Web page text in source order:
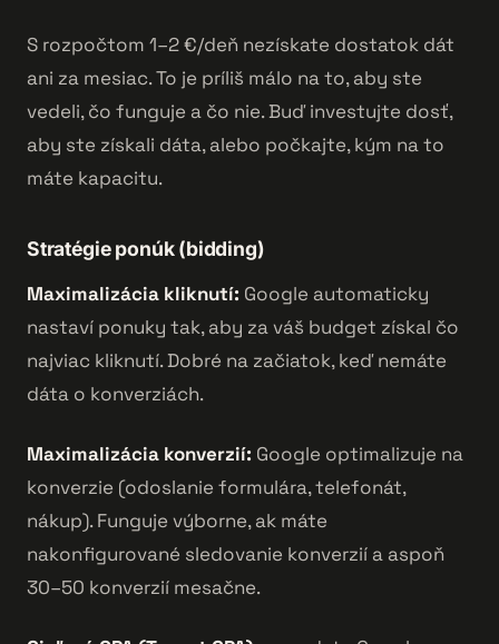
S rozpočtom 1–2 €/deň nezískate dostatok dát
ani za mesiac. To je príliš málo na to, aby ste
vedeli, čo funguje a čo nie. Buď investujte dosť,
aby ste získali dáta, alebo počkajte, kým na to
máte kapacitu.
Stratégie ponúk (bidding)
Maximalizácia kliknutí: Google automaticky
nastaví ponuky tak, aby za váš budget získal čo
najviac kliknutí. Dobré na začiatok, keď nemáte
dáta o konverziách.
Maximalizácia konverzií: Google optimalizuje na
konverzie (odoslanie formulára, telefonát,
nákup). Funguje výborne, ak máte
nakonfigurované sledovanie konverzií a aspoň
30–50 konverzií mesačne.